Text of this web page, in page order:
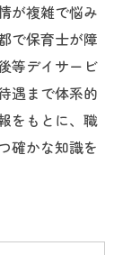
が複雑で悩み
で保育士が障
等デイサービ
遇まで体系的
をもとに、職
確かな知識を